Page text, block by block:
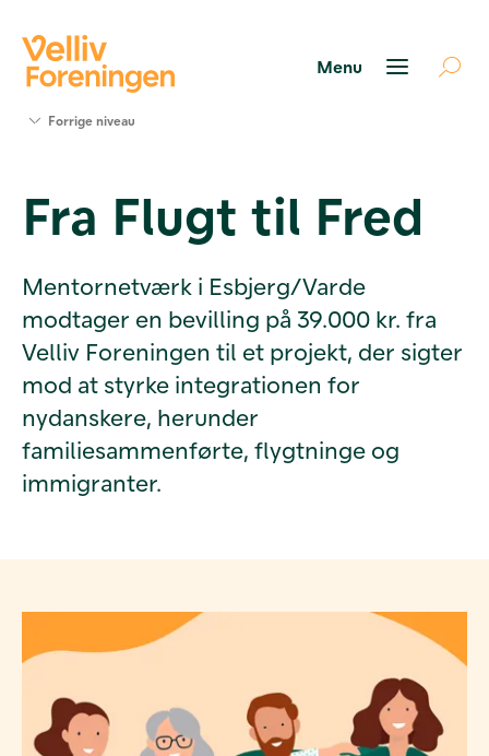
Værktøjer
og viden
Foreningen
Kontakt
os
Forrige niveau
Fra Flugt til Fred
Mentornetværk i Esbjerg/Varde
modtager en bevilling på 39.000 kr. fra
Velliv Foreningen til et projekt, der sigter
mod at styrke integrationen for
nydanskere, herunder
familiesammenførte, flygtninge og
immigranter.